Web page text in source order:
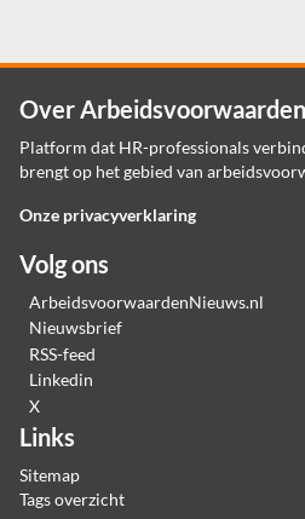
Over
Platform dat HR-professionals
brengt op het gebied van
Onze privacyverklaring
Volg ons
ArbeidsvoorwaardenNieuws.nl
Nieuwsbrief
RSS-feed
Linkedin
X
Links
Sitemap
Tags overzicht